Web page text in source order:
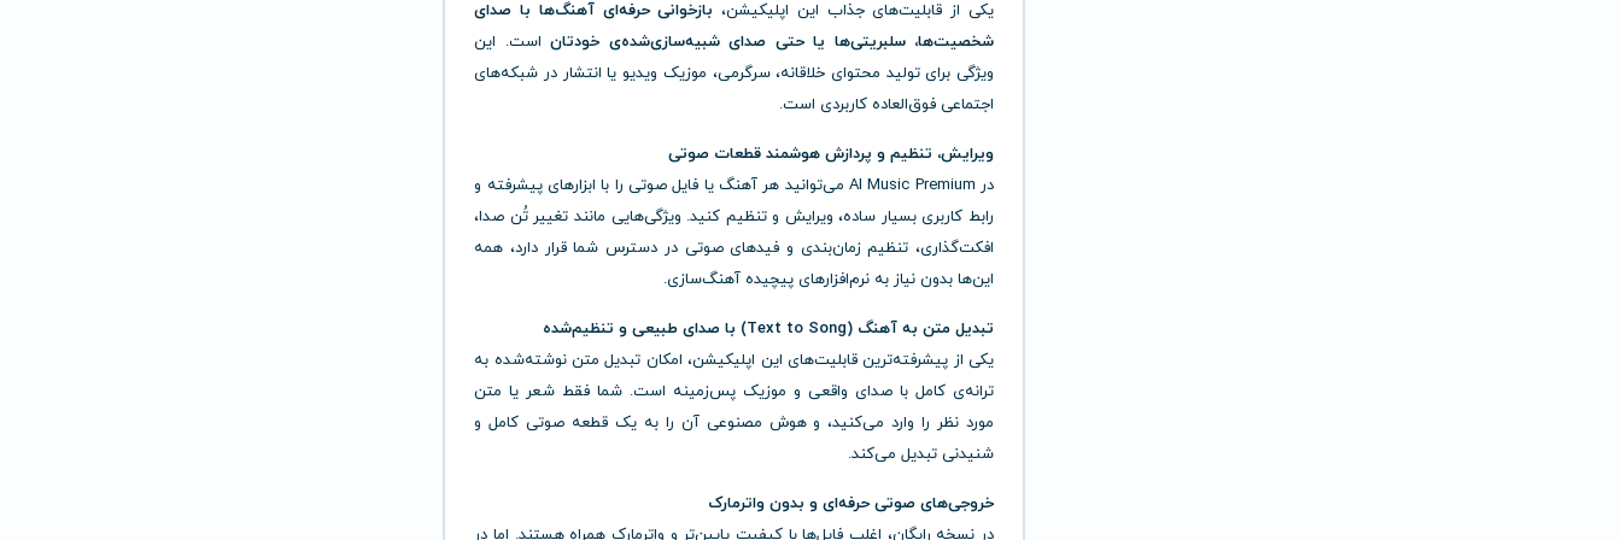
یکی از قابلیت‌های جذاب این اپلیکیشن، بازخوانی حرفه‌ای آهنگ‌ها با صدای
شخصیت‌ها، سلبریتی‌ها یا حتی صدای شبیه‌سازی‌شده‌ی خودتاناست. این
ویژگی برای تولید محتوای خلاقانه، سرگرمی، موزیک ویدیو یا انتشار در شبکه‌های
اجتماعی فوق‌العاده کاربردی است.
ویرایش، تنظیم و پردازش هوشمند قطعات صوتی
در AI Music Premium می‌توانید هر آهنگ یا فایل صوتی را با ابزارهای پیشرفته و
رابط کاربری بسیار ساده، ویرایش و تنظیم کنید. ویژگی‌هایی مانند تغییر تُن صدا،
افکت‌گذاری، تنظیم زمان‌بندی و فیدهای صوتی در دسترس شما قرار دارد، همه
این‌ها بدون نیاز به نرم‌افزارهای پیچیده آهنگ‌سازی.
تبدیل متن به آهنگ (Text to Song) با صدای طبیعی و تنظیم‌شده
یکی از پیشرفته‌ترین قابلیت‌های این اپلیکیشن، امکان تبدیل متن نوشته‌شده به
ترانه‌ی کامل با صدای واقعی و موزیک پس‌زمینه است. شما فقط شعر یا متن
مورد نظر را وارد می‌کنید، و هوش مصنوعی آن را به یک قطعه صوتی کامل و
شنیدنی تبدیل می‌کند.
خروجی‌های صوتی حرفه‌ای و بدون واترمارک